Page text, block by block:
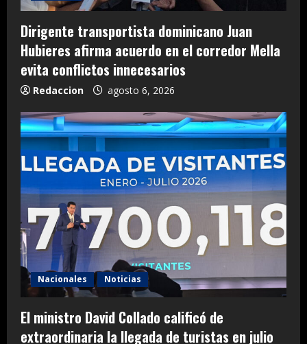
Dirigente transportista dominicano Juan
Hubieres afirma acuerdo en el corredor Mella
evita conflictos innecesarios
Redaccion agosto 6, 2026
Nacionales Noticias
El ministro David Collado calificó de
extraordinaria la llegada de turistas en julio